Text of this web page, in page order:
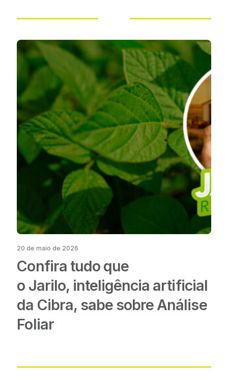
Summit
20 de maio de 2026
Confira tudo que
o Jarilo, inteligência artificial
da Cibra, sabe sobre Análise
Foliar